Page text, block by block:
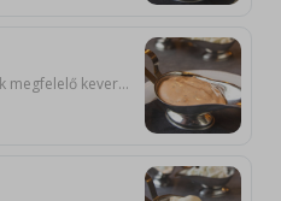
A fanyar, krémes és fűszeres ízek megfelelő keveréke. 3, 10